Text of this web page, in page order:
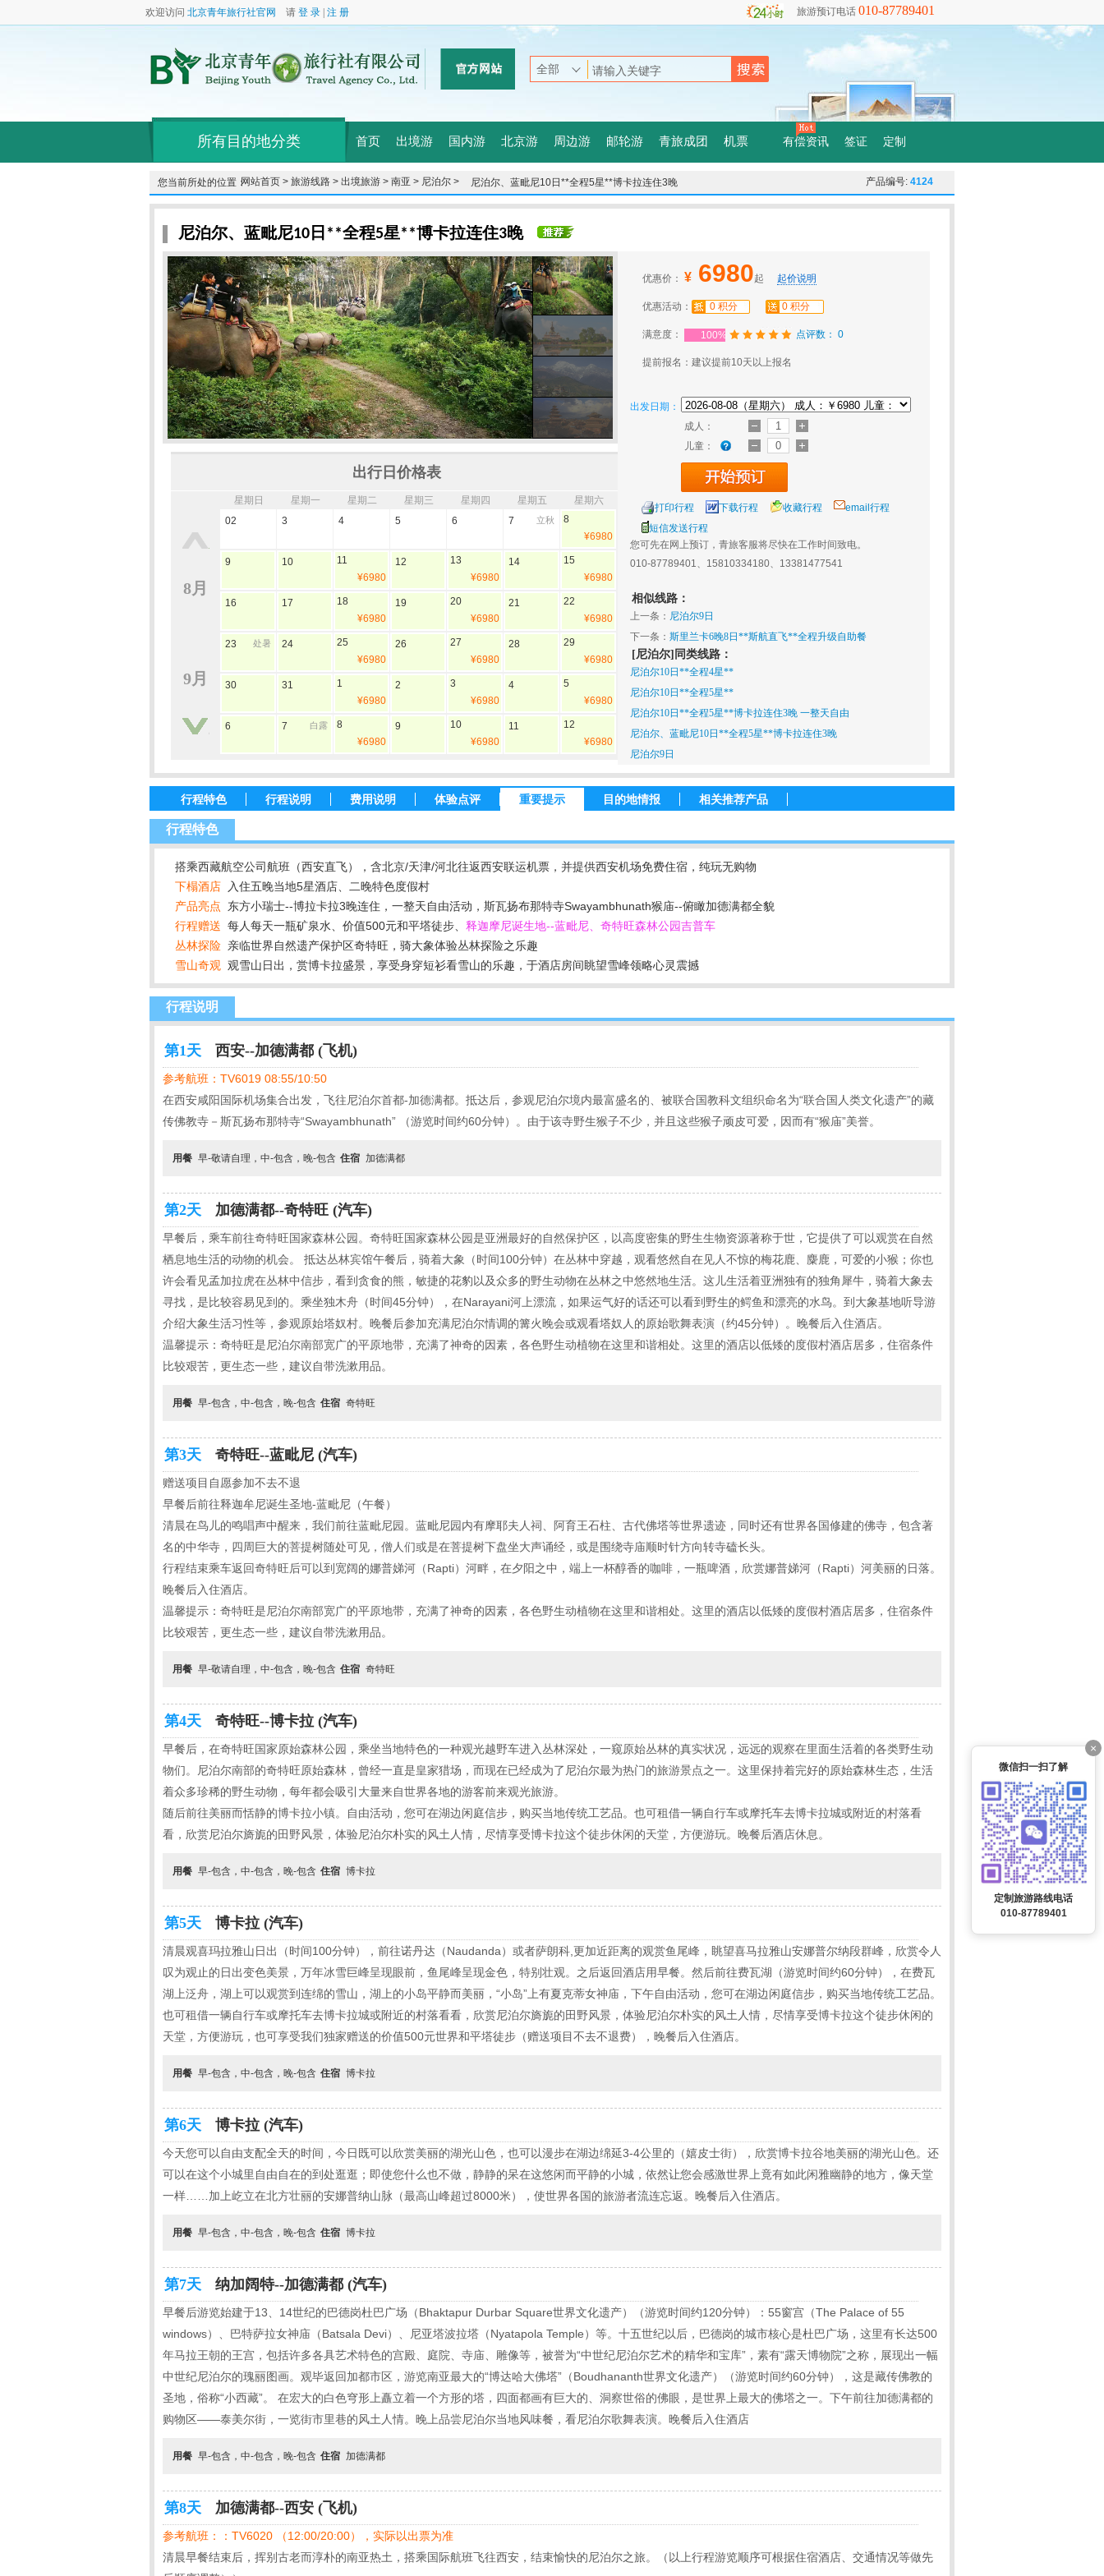
欢迎访问 北京青年旅行社官网 请 登 录 注 册 旅游预订电话 010-87789401
所有目的地分类 首页 出境游 国内游 北京游 周边游 邮轮游 青旅成团 机票 有偿资讯 签证 定制
您当前所处的位置：网站首页 > 旅游线路 > 出境旅游 > 南亚 > 尼泊尔 > 尼泊尔、蓝毗尼10日**全程5星**博卡拉连住3晚 产品编号: 4124
尼泊尔、蓝毗尼10日**全程5星**博卡拉连住3晚
出行日价格表
8月
9月
星期日 星期一 星期二 星期三 星期四 星期五
星期六
02
3 4 5 6 7 立秋
8
¥6980
9 10
11
¥6980
12
13
¥6980
14
15
¥6980
16 17
18
¥6980
19
20
¥6980
21
22
¥6980
23 处暑 24
25
¥6980
26
27
¥6980
28
29
¥6980
30 31
1
¥6980
2
3
¥6980
4
5
¥6980
6 7 白露
8
¥6980
9
10
¥6980
11
12
¥6980
优惠价： ¥ 6980起 起价说明
优惠活动： 0 积分 0 积分
满意度： 100% 点评数： 0
提前报名：建议提前10天以上报名
出发日期：
成人：
儿童：
打印行程 下载行程 收藏行程
email行程
短信发送行程
您可先在网上预订，青旅客服将尽快在工作时间致电。
010-87789401、15810334180、13381477541
相似线路：
上一条： 尼泊尔9日
下一条： 斯里兰卡6晚8日**斯航直飞**全程升级自助餐
[尼泊尔]同类线路：
尼泊尔10日**全程4星**
尼泊尔10日**全程5星**
尼泊尔10日**全程5星**博卡拉连住3晚 一整天自由
尼泊尔、蓝毗尼10日**全程5星**博卡拉连住3晚
尼泊尔9日
行程特色 行程说明 费用说明 体验点评 重要提示 目的地情报 相关推荐产品
行程特色
搭乘西藏航空公司航班（西安直飞），含北京/天津/河北往返西安联运机票，并提供西安机场免费住宿，纯玩无购物
下榻酒店 入住五晚当地5星酒店、二晚特色度假村
产品亮点 东方小瑞士--博拉卡拉3晚连住，一整天自由活动，斯瓦扬布那特寺Swayambhunath猴庙--俯瞰加德满都全貌
行程赠送 每人每天一瓶矿泉水、价值500元和平塔徒步、 释迦摩尼诞生地--蓝毗尼、奇特旺森林公园吉普车
丛林探险 亲临世界自然遗产保护区奇特旺，骑大象体验丛林探险之乐趣
雪山奇观 观雪山日出，赏博卡拉盛景，享受身穿短衫看雪山的乐趣，于酒店房间眺望雪峰领略心灵震撼
行程说明
第1天 西安--加德满都 (飞机)
参考航班：TV6019 08:55/10:50
在西安咸阳国际机场集合出发，飞往尼泊尔首都-加德满都。抵达后，参观尼泊尔境内最富盛名的、被联合国教科文组织命名为“联合国人类文化遗产”的藏
传佛教寺－斯瓦扬布那特寺“Swayambhunath” （游览时间约60分钟）。由于该寺野生猴子不少，并且这些猴子顽皮可爱，因而有“猴庙”美誉。
用餐 早-敬请自理，中-包含，晚-包含 住宿 加德满都
第2天 加德满都--奇特旺 (汽车)
早餐后，乘车前往奇特旺国家森林公园。奇特旺国家森林公园是亚洲最好的自然保护区，以高度密集的野生生物资源著称于世，它提供了可以观赏在自然
栖息地生活的动物的机会。 抵达丛林宾馆午餐后，骑着大象（时间100分钟）在丛林中穿越，观看悠然自在见人不惊的梅花鹿、麋鹿，可爱的小猴；你也
许会看见孟加拉虎在丛林中信步，看到贪食的熊，敏捷的花豹以及众多的野生动物在丛林之中悠然地生活。这儿生活着亚洲独有的独角犀牛，骑着大象去
寻找，是比较容易见到的。乘坐独木舟（时间45分钟），在Narayani河上漂流，如果运气好的话还可以看到野生的鳄鱼和漂亮的水鸟。到大象基地听导游
介绍大象生活习性等，参观原始塔奴村。晚餐后参加充满尼泊尔情调的篝火晚会或观看塔奴人的原始歌舞表演（约45分钟）。晚餐后入住酒店。
温馨提示：奇特旺是尼泊尔南部宽广的平原地带，充满了神奇的因素，各色野生动植物在这里和谐相处。这里的酒店以低矮的度假村酒店居多，住宿条件
比较艰苦，更生态一些，建议自带洗漱用品。
用餐 早-包含，中-包含，晚-包含 住宿 奇特旺
第3天 奇特旺--蓝毗尼 (汽车)
赠送项目自愿参加不去不退
早餐后前往释迦牟尼诞生圣地-蓝毗尼（午餐）
清晨在鸟儿的鸣唱声中醒来，我们前往蓝毗尼园。蓝毗尼园内有摩耶夫人祠、阿育王石柱、古代佛塔等世界遗迹，同时还有世界各国修建的佛寺，包含著
名的中华寺，四周巨大的菩提树随处可见，僧人们或是在菩提树下盘坐大声诵经，或是围绕寺庙顺时针方向转寺磕长头。
行程结束乘车返回奇特旺后可以到宽阔的娜普娣河（Rapti）河畔，在夕阳之中，端上一杯醇香的咖啡，一瓶啤酒，欣赏娜普娣河（Rapti）河美丽的日落。
晚餐后入住酒店。
温馨提示：奇特旺是尼泊尔南部宽广的平原地带，充满了神奇的因素，各色野生动植物在这里和谐相处。这里的酒店以低矮的度假村酒店居多，住宿条件
比较艰苦，更生态一些，建议自带洗漱用品。
用餐 早-敬请自理，中-包含，晚-包含 住宿 奇特旺
第4天 奇特旺--博卡拉 (汽车)
早餐后，在奇特旺国家原始森林公园，乘坐当地特色的一种观光越野车进入丛林深处，一窥原始丛林的真实状况，远远的观察在里面生活着的各类野生动
物们。尼泊尔南部的奇特旺原始森林，曾经一直是皇家猎场，而现在已经成为了尼泊尔最为热门的旅游景点之一。这里保持着完好的原始森林生态，生活
着众多珍稀的野生动物，每年都会吸引大量来自世界各地的游客前来观光旅游。
随后前往美丽而恬静的博卡拉小镇。自由活动，您可在湖边闲庭信步，购买当地传统工艺品。也可租借一辆自行车或摩托车去博卡拉城或附近的村落看
看，欣赏尼泊尔旖旎的田野风景，体验尼泊尔朴实的风土人情，尽情享受博卡拉这个徒步休闲的天堂，方便游玩。晚餐后酒店休息。
用餐 早-包含，中-包含，晚-包含 住宿 博卡拉
第5天 博卡拉 (汽车)
清晨观喜玛拉雅山日出（时间100分钟），前往诺丹达（Naudanda）或者萨朗科,更加近距离的观赏鱼尾峰，眺望喜马拉雅山安娜普尔纳段群峰，欣赏令人
叹为观止的日出变色美景，万年冰雪巨峰呈现眼前，鱼尾峰呈现金色，特别壮观。之后返回酒店用早餐。然后前往费瓦湖（游览时间约60分钟），在费瓦
湖上泛舟，湖上可以观赏到连绵的雪山，湖上的小岛平静而美丽，“小岛”上有夏克蒂女神庙，下午自由活动，您可在湖边闲庭信步，购买当地传统工艺品。
也可租借一辆自行车或摩托车去博卡拉城或附近的村落看看，欣赏尼泊尔旖旎的田野风景，体验尼泊尔朴实的风土人情，尽情享受博卡拉这个徒步休闲的
天堂，方便游玩，也可享受我们独家赠送的价值500元世界和平塔徒步（赠送项目不去不退费），晚餐后入住酒店。
用餐 早-包含，中-包含，晚-包含 住宿 博卡拉
第6天 博卡拉 (汽车)
今天您可以自由支配全天的时间，今日既可以欣赏美丽的湖光山色，也可以漫步在湖边绵延3-4公里的（嬉皮士街），欣赏博卡拉谷地美丽的湖光山色。还
可以在这个小城里自由自在的到处逛逛；即使您什么也不做，静静的呆在这悠闲而平静的小城，依然让您会感激世界上竟有如此闲雅幽静的地方，像天堂
一样……加上屹立在北方壮丽的安娜普纳山脉（最高山峰超过8000米），使世界各国的旅游者流连忘返。晚餐后入住酒店。
用餐 早-包含，中-包含，晚-包含 住宿 博卡拉
第7天 纳加阔特--加德满都 (汽车)
早餐后游览始建于13、14世纪的巴德岗杜巴广场（Bhaktapur Durbar Square世界文化遗产）（游览时间约120分钟）：55窗宫（The Palace of 55
windows）、巴特萨拉女神庙（Batsala Devi）、尼亚塔波拉塔（Nyatapola Temple）等。十五世纪以后，巴德岗的城市核心是杜巴广场，这里有长达500
年马拉王朝的王宫，包括许多各具艺术特色的宫殿、庭院、寺庙、雕像等，被誉为“中世纪尼泊尔艺术的精华和宝库”，素有“露天博物院”之称，展现出一幅
中世纪尼泊尔的瑰丽图画。观毕返回加都市区，游览南亚最大的“博达哈大佛塔”（Boudhananth世界文化遗产）（游览时间约60分钟），这是藏传佛教的
圣地，俗称“小西藏”。 在宏大的白色穹形上矗立着一个方形的塔，四面都画有巨大的、洞察世俗的佛眼，是世界上最大的佛塔之一。下午前往加德满都的
购物区——泰美尔街，一览街市里巷的风土人情。晚上品尝尼泊尔当地风味餐，看尼泊尔歌舞表演。晚餐后入住酒店
用餐 早-包含，中-包含，晚-包含 住宿 加德满都
第8天 加德满都--西安 (飞机)
参考航班：：TV6020 （12:00/20:00）
，实际以出票为准
清晨早餐结束后，挥别古老而淳朴的南亚热土，搭乘国际航班飞往西安，结束愉快的尼泊尔之旅。（以上行程游览顺序可根据住宿酒店、交通情况等做先
×
微信扫一扫了解
定制旅游路线电话
010-87789401